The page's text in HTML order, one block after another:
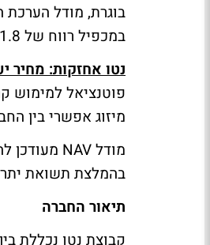
בוגרת, מודל הערכת
במכפיל רווח של 11.8 לצד מכפיל EV/EBITDA של 6.1 על הערכתנו לשנת 2020.
נטו אחזקות: מחיר יעד של 343 שקל למניה,
פוטנציאל למימוש
מיזוג אפשרי בין
בהמלצת תשואת
תיאור החברה
קבוצת נטו נכללת